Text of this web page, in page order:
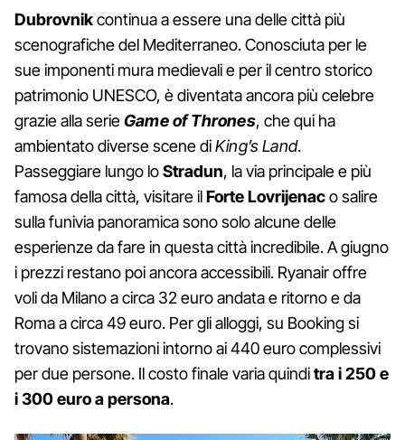
Dubrovnikcontinua a essere una delle città più
scenografiche del Mediterraneo. Conosciuta per le
sue imponenti mura medievali e per il centro storico
patrimonio UNESCO, è diventata ancora più celebre
grazie alla serieGame of Thrones, che qui ha
ambientato diverse scene diKing’s Land.
Passeggiare lungo loStradun, la via principale e più
famosa della città, visitare ilForte Lovrijenaco salire
sulla funivia panoramica sono solo alcune delle
esperienze da fare in questa città incredibile. A giugno
i prezzi restano poi ancora accessibili. Ryanair offre
voli da Milano a circa 32 euro andata e ritorno e da
Roma a circa 49 euro. Per gli alloggi, su Booking si
trovano sistemazioni intorno ai 440 euro complessivi
per due persone. Il costo finale varia quinditra i 250 e
i 300 euro a persona.